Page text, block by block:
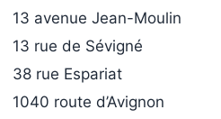
13 avenue Jean-Moulin
13 rue de Sévigné
38 rue Espariat
1040 route d’Avignon